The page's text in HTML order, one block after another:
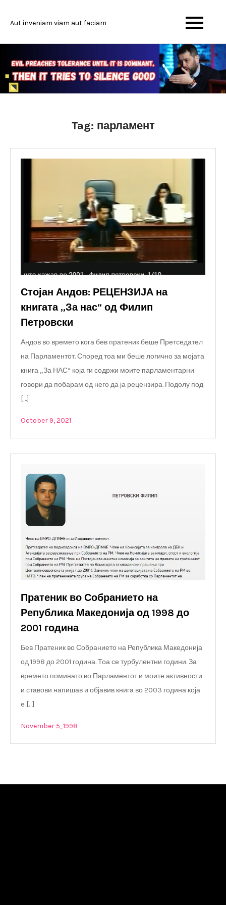
Aut inveniam viam aut faciam
Tag: парламент
Стојан Андов: РЕЦЕНЗИЈА на
книгата „За нас“ од Филип
Петровски
Андов во времето кога бев пратеник беше Претседател
на Парламентот. Според тоа ми беше логично за мојата
книга „За НАС“ која ги содржи моите парламентарни
говори да побарам од него да ја рецензира. Подолу под
[…]
October 9, 2021
Пратеник во Собранието на
Република Македонија од 1998 до
2001 година
Бев Пратеник во Собранието на Република Македонија
од 1998 до 2001 година. Тоа се турбулентни години. За
времето поминато во Парламентот и моите активности
и ставови напишав и објавив книга во 2003 година која
е […]
November 5, 1998